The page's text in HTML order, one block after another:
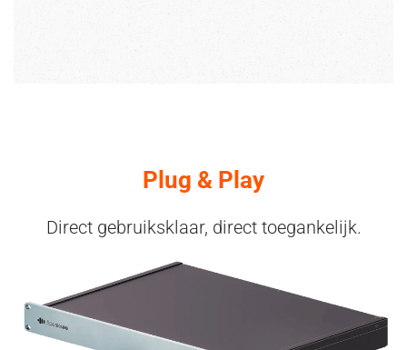
Plug & Play
Direct gebruiksklaar, direct toegankelijk.